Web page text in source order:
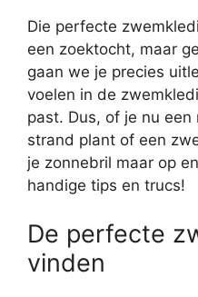
Die perfecte
een zoektocht, maar
gaan we je precies
voelen in de
past. Dus, of je nu
strand plant of een
je zonnebril maar op
handige tips en trucs!
De perfecte
vinden